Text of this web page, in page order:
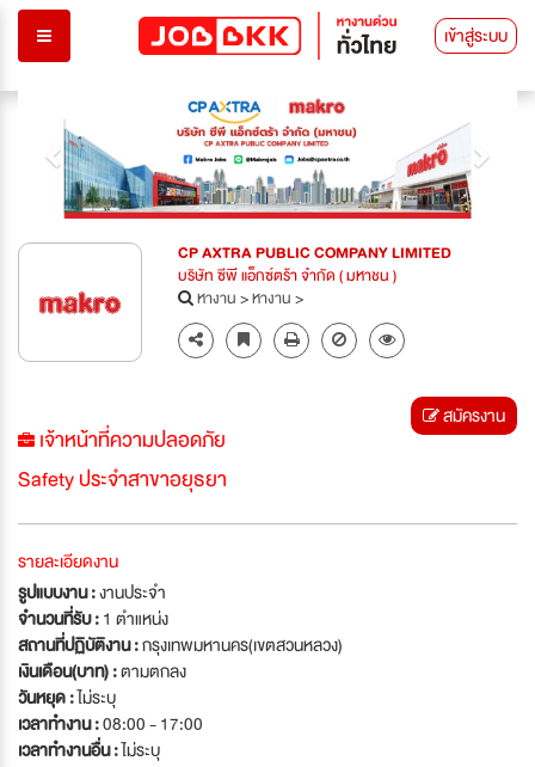
เข้าสู่ระบบ
CP AXTRA PUBLIC COMPANY LIMITED
บริษัท ซีพี แอ็กซ์ตร้า จำกัด ( มหาชน )
หางาน>หางาน>
เจ้าหน้าที่ความปลอดภัย
Safety ประจำสาขาอยุธยา
สมัครงาน
รายละเอียดงาน
รูปแบบงาน :งานประจำ
จำนวนที่รับ :1 ตำแหน่ง
สถานที่ปฏิบัติงาน :กรุงเทพมหานคร(เขตสวนหลวง)
เงินเดือน(บาท) :ตามตกลง
วันหยุด :ไม่ระบุ
เวลาทำงาน :08:00 - 17:00
เวลาทำงานอื่น :ไม่ระบุ